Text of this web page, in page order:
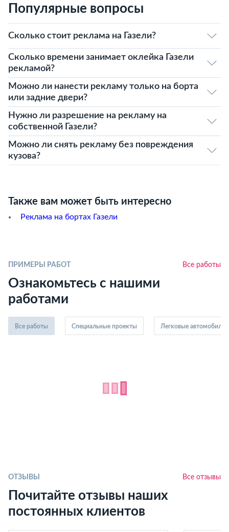
Популярные вопросы
Сколько стоит реклама на Газели?
Сколько времени занимает оклейка Газели
рекламой?
Можно ли нанести рекламу только на борта
или задние двери?
Нужно ли разрешение на рекламу на
собственной Газели?
Можно ли снять рекламу без повреждения
кузова?
Также вам может быть интересно
Реклама на бортах Газели
ПРИМЕРЫ РАБОТ Все работы
Ознакомьтесь с нашими
работами
Все работы Специальные проекты Легковые автомобили
ОТЗЫВЫ Все отзывы
Почитайте отзывы наших
постоянных клиентов